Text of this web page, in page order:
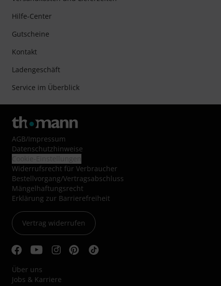
Hilfe-Center
Gutscheine
Kontakt
Ladengeschäft
Service im Überblick
AGB/Impressum
Datenschutzhinweise
Widerrufsrecht für Verbraucher
Bestellvorgang/Vertragsabschluss
Mängelhaftungsrecht
Erklärung zur Barrierefreiheit
Vertrag widerrufen
Über uns
Jobs & Karriere